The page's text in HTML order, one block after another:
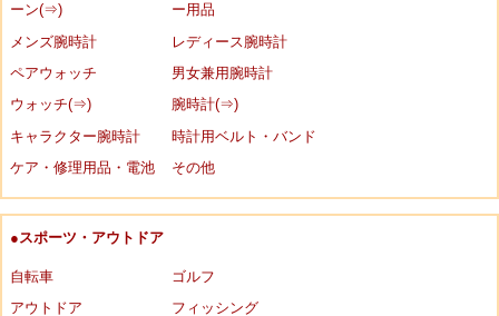
ーン(⇒)
ー用品
メンズ腕時計
レディース腕時計
ペアウォッチ
男女兼用腕時計
ウォッチ(⇒)
腕時計(⇒)
キャラクター腕時計
時計用ベルト・バンド
ケア・修理用品・電池
その他
●スポーツ・アウトドア
自転車
ゴルフ
アウトドア
フィッシング